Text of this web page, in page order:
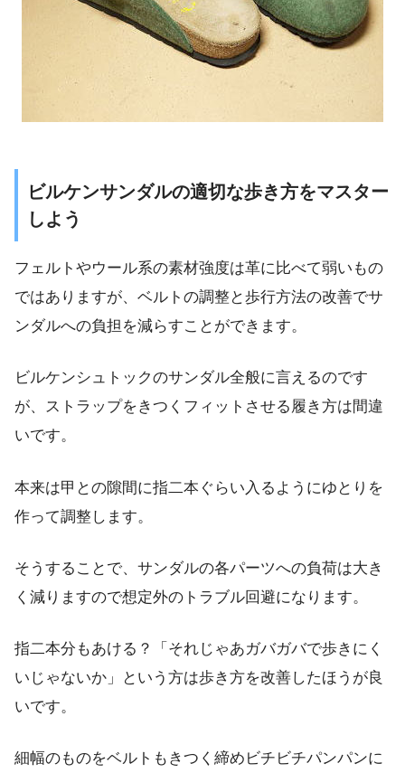
ビルケンサンダルの適切な歩き方をマスター
しよう
フェルトやウール系の素材強度は革に比べて弱いもの
ではありますが、ベルトの調整と歩行方法の改善でサ
ンダルへの負担を減らすことができます。
ビルケンシュトックのサンダル全般に言えるのです
が、ストラップをきつくフィットさせる履き方は間違
いです。
本来は甲との隙間に指二本ぐらい入るようにゆとりを
作って調整します。
そうすることで、サンダルの各パーツへの負荷は大き
く減りますので想定外のトラブル回避になります。
指二本分もあける？「それじゃあガバガバで歩きにく
いじゃないか」という方は歩き方を改善したほうが良
いです。
細幅のものをベルトもきつく締めビチビチパンパンに